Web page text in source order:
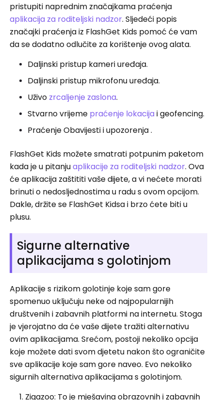
pristupiti naprednim značajkama praćenja
aplikacija za roditeljski nadzor. Sljedeći popis
značajki praćenja iz FlashGet Kids pomoć će vam
da se dodatno odlučite za korištenje ovog alata.
Daljinski pristup kameri uređaja.
Daljinski pristup mikrofonu uređaja.
Uživo zrcaljenje zaslona.
Stvarno vrijeme praćenje lokacija i geofencing.
Praćenje Obavijesti i upozorenja .
FlashGet Kids možete smatrati potpunim paketom
kada je u pitanjuaplikacije za roditeljski nadzor. Ova
će aplikacija zaštititi vaše dijete, a vi nećete morati
brinuti o nedosljednostima u radu s ovom opcijom.
Dakle, držite se FlashGet Kidsa i brzo ćete biti u
plusu.
Sigurne alternative
aplikacijama s golotinjom
Aplikacije s rizikom golotinje koje sam gore
spomenuo uključuju neke od najpopularnijih
društvenih i zabavnih platformi na internetu. Stoga
je vjerojatno da će vaše dijete tražiti alternativu
ovim aplikacijama. Srećom, postoji nekoliko opcija
koje možete dati svom djetetu nakon što ograničite
sve aplikacije koje sam gore naveo. Evo nekoliko
sigurnih alternativa aplikacijama s golotinjom.
Zigazoo: To je mješavina obrazovnih i zabavnih